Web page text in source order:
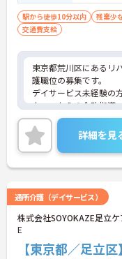
駅から徒歩10分以内 残業少
交通費支給
東京都荒川区にあるリ
護職位の募集です。
デイサービス未経験の
タッフからの介助指導
る体制が整っており安
ご興味ある方には、面
詳細をお話しいたしま
い。
詳細を見
通所介護（デイサービス）
株式会社SOYOKAZE足立
E
【東京都／足立